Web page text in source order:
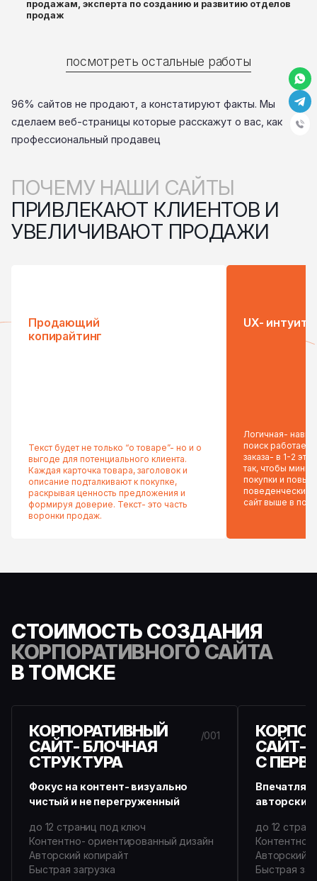
продажам, эксперта по созданию и развитию отделов
продаж
посмотреть остальные работы
96% сайтов не продают, а констатируют факты. Мы
сделаем веб-страницы которые расскажут о вас, как
профессиональный продавец
ПОЧЕМУ НАШИ САЙТЫ
ПРИВЛЕКАЮТ КЛИЕНТОВ И
УВЕЛИЧИВАЮТ ПРОДАЖИ
Продающий
копирайтинг
Текст будет не только “о товаре”- но и о
выгоде для потенциального клиента.
Каждая карточка товара, заголовок и
описание подталкивают к покупке,
раскрывая ценность предложения и
формируя доверие. Текст- это часть
воронки продаж.
UX-
Логичная-
поиск работает
заказа- в 1-2
так, чтобы
покупки и
поведенческие
сайт выше в
СТОИМОСТЬ СОЗДАНИЯ
КОРПОРАТИВНОГО САЙТА
В ТОМСКЕ
КОРПОРАТИВНЫЙ
САЙТ- БЛОЧНАЯ
СТРУКТУРА
/001
Фокус на контент- визуально
чистый и не перегруженный
до 12 страниц под ключ
Контентно- ориентированный дизайн
Авторский копирайт
Быстрая загрузка
САЙТ-
С
авторский
до 12
Контентно-
Авторский
Быстрая